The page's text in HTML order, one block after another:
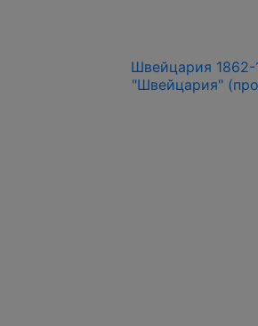
Швейцария 1862-
"Швейцария"